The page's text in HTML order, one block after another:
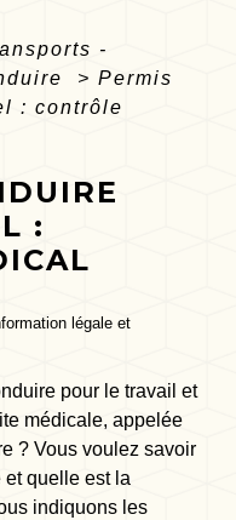
-
> Permis
: contrôle
:
légale et
pour le travail et
médicale, appelée
? Vous voulez savoir
quelle est la
indiquons les